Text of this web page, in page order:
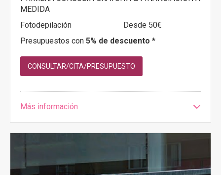
MEDIDA
Fotodepilación
Desde 50€
Presupuestos con 5% de descuento *
CONSULTAR/CITA/PRESUPUESTO
Más información